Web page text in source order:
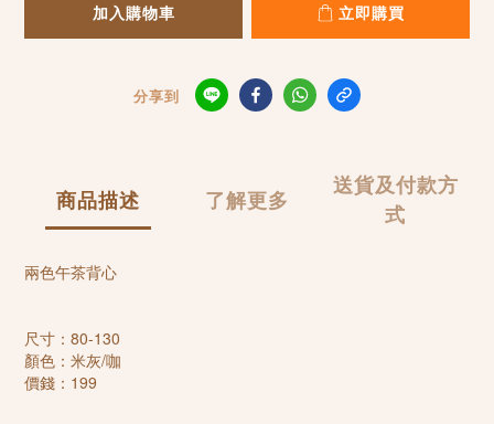
加入購物車 立即購買
分享到
商品描述 了解更多
送貨及付款方
式
兩色午茶背心
尺寸：80-130
顏色：米灰/咖
價錢：199